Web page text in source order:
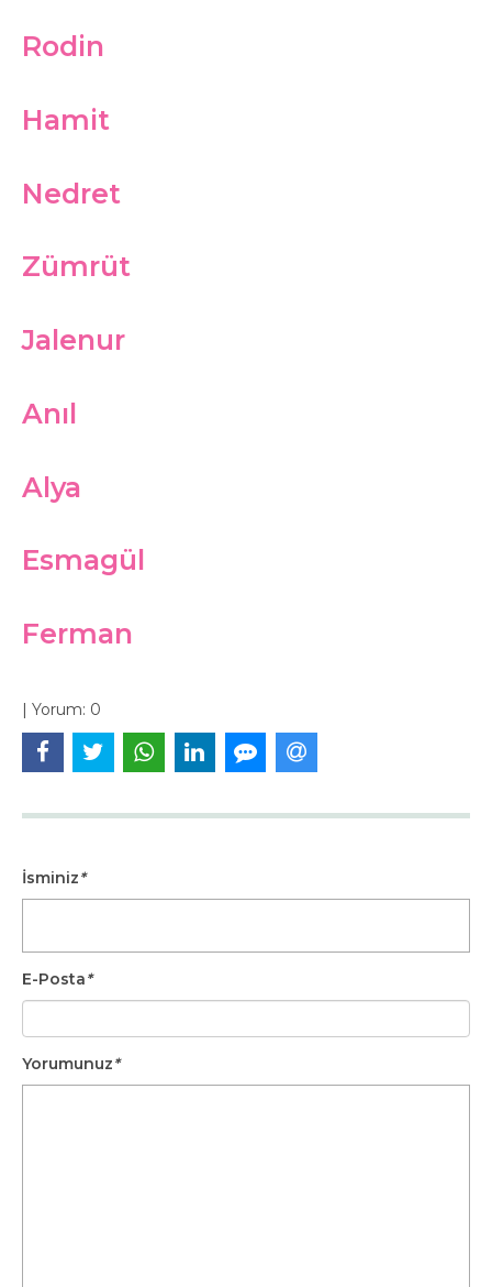
Rodin
Hamit
Nedret
Zümrüt
Jalenur
Anıl
Alya
Esmagül
Ferman
| Yorum: 0
İsminiz*
E-Posta*
Yorumunuz*